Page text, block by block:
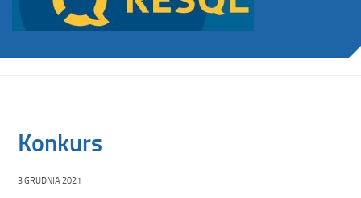
Konkurs
3 GRUDNIA 2021